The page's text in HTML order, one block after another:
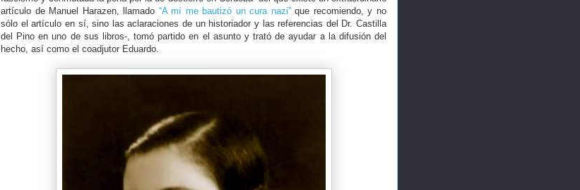
artículo de Manuel Harazen, llamado “A mí me bautizó un cura nazi”que recomiendo, y no
sólo el artículo en sí, sino las aclaraciones de un historiador y las referencias del Dr. Castilla
del Pino en uno de sus libros-, tomó partido en el asunto y trató de ayudar a la difusión del
hecho, así como el coadjutor Eduardo.